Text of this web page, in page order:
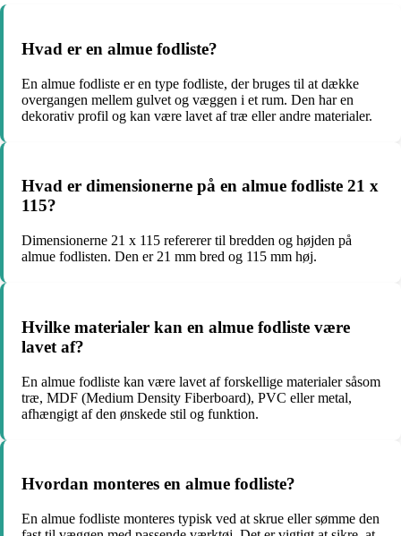
Hvad er en almue fodliste?
En almue fodliste er en type fodliste, der bruges til at dække
overgangen mellem gulvet og væggen i et rum. Den har en
dekorativ profil og kan være lavet af træ eller andre materialer.
Hvad er dimensionerne på en almue fodliste 21 x
115?
Dimensionerne 21 x 115 refererer til bredden og højden på
almue fodlisten. Den er 21 mm bred og 115 mm høj.
Hvilke materialer kan en almue fodliste være
lavet af?
En almue fodliste kan være lavet af forskellige materialer såsom
træ, MDF (Medium Density Fiberboard), PVC eller metal,
afhængigt af den ønskede stil og funktion.
Hvordan monteres en almue fodliste?
En almue fodliste monteres typisk ved at skrue eller sømme den